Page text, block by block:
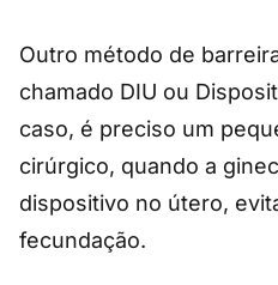
Outro método de
chamado DIU ou
caso, é preciso um
cirúrgico, quando a
dispositivo no útero,
fecundação.